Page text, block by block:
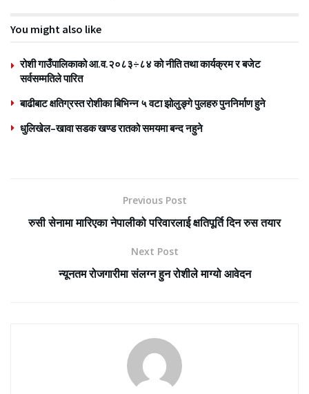
You might also like
रोशी गाउँपालिकाको आ.व.२०८३÷८४ को नीति तथा कार्यक्रम र बजेट
सर्वसम्मतिले पारित
बाढीबाट क्षतिग्रस्त रोशीका बिभिन्न ५ वटा झोलुङ्गे पुलहरु पुननिर्माण हुने
धुलिखेल–खावा सडक खण्ड रातको समयमा बन्द नहुने
Previous Post
रुसी सेनामा मारिएका नेपालीको परिवारलाई क्षतिपूर्ति दिन रुस तयार
Next Post
न्यूनतम रोजगारीमा संलग्न हुन रोशीले माग्यो आवेदन